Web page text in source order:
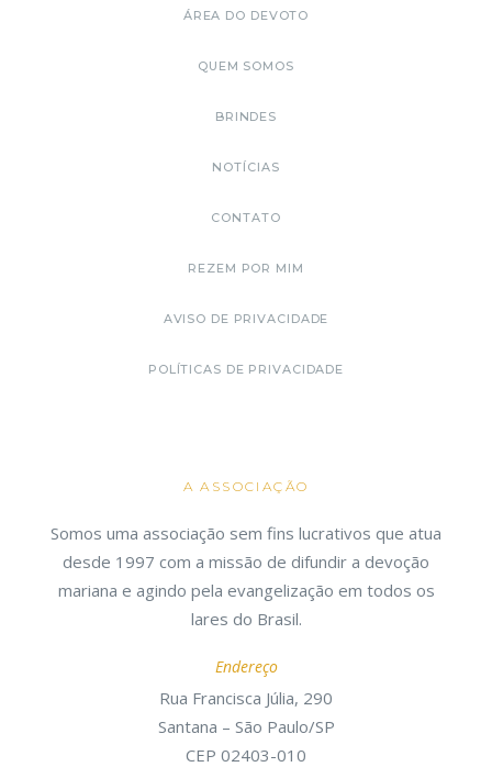
ÁREA DO DEVOTO
QUEM SOMOS
BRINDES
NOTÍCIAS
CONTATO
REZEM POR MIM
AVISO DE PRIVACIDADE
POLÍTICAS DE PRIVACIDADE
A ASSOCIAÇÃO
Somos uma associação sem fins lucrativos que atua
desde 1997 com a missão de difundir a devoção
mariana e agindo pela evangelização em todos os
lares do Brasil.
Endereço
Rua Francisca Júlia, 290
Santana – São Paulo/SP
CEP 02403-010